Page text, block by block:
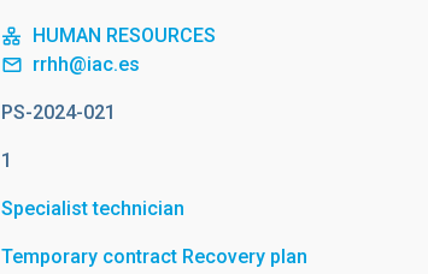
HUMAN RESOURCES
rrhh@iac.es
PS-2024-021
1
Specialist technician
Temporary contract Recovery plan